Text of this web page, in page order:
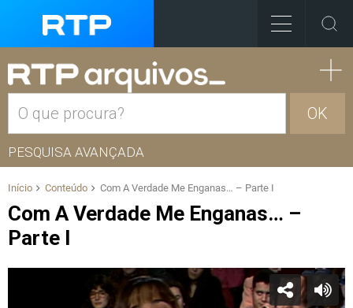
OK
PESQUISA AVANÇADA
Início Conteúdo Com A Verdade Me Enganas… – Parte I
Com A Verdade Me Enganas… –
Parte I